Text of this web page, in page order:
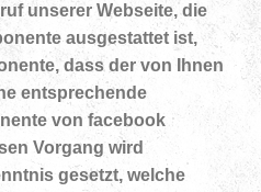
unserer Webseite, die
ausgestattet ist,
dass der von Ihnen
entsprechende
von facebook
Vorgang wird
gesetzt, welche